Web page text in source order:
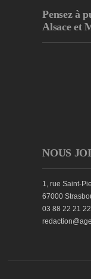
Pensez à
Alsace et
NOUS
1, rue Saint-
67000
03 88 22 21 22